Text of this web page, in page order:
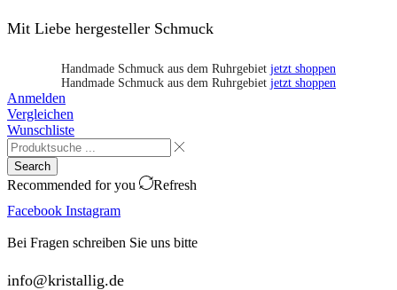
Mit Liebe hergesteller Schmuck
Handmade Schmuck aus dem Ruhrgebiet jetzt shoppen
Handmade Schmuck aus dem Ruhrgebiet jetzt shoppen
Anmelden
Vergleichen
Wunschliste
Search
Recommended for you
Refresh
Facebook Instagram
Bei Fragen schreiben Sie uns bitte
info@kristallig.de